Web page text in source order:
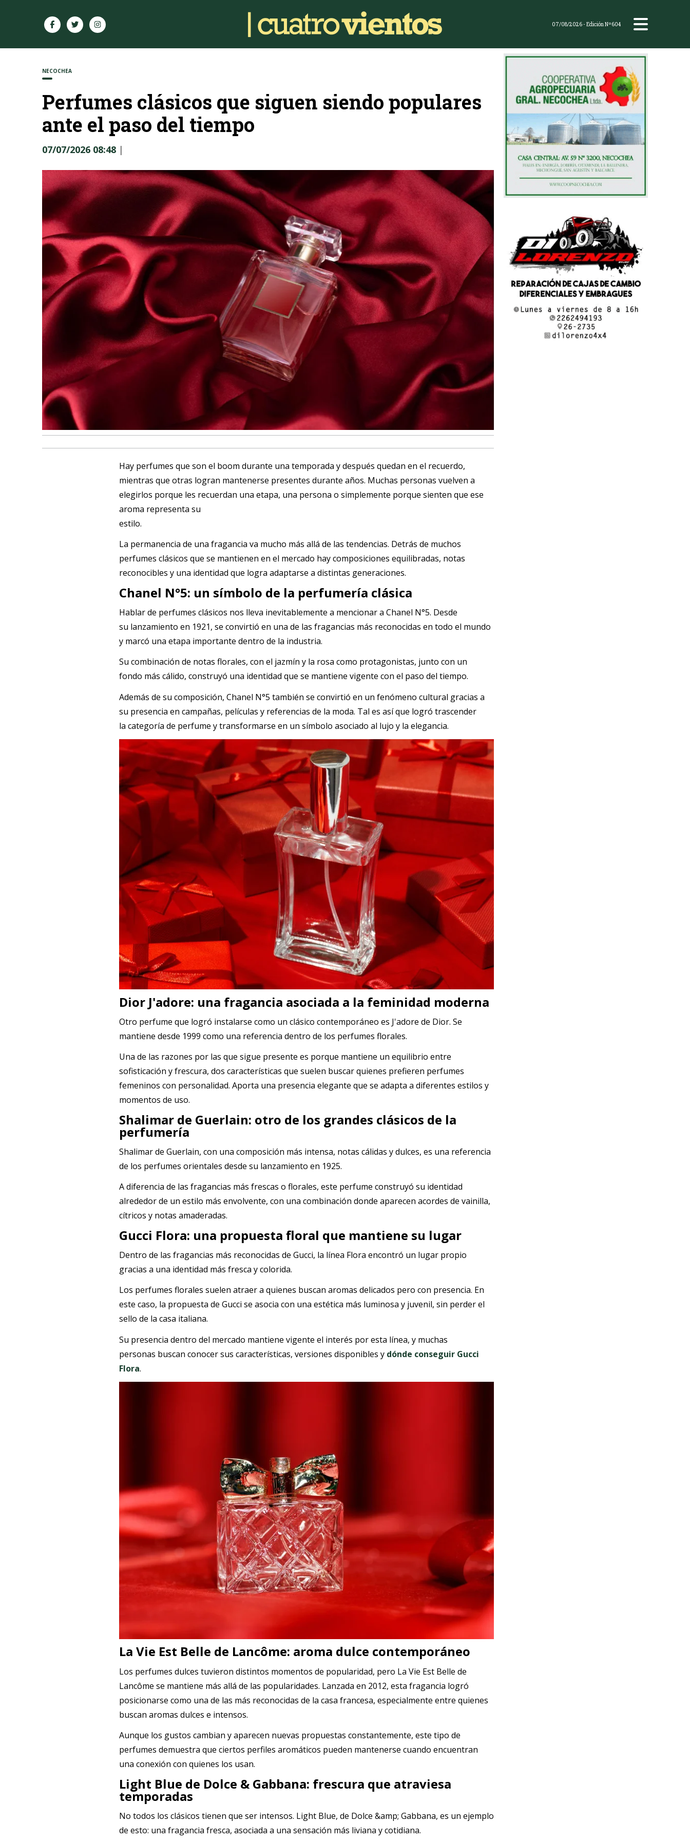
07/08/2026- Edición Nº604
NECOCHEA
Perfumes clásicos que siguen siendo populares
ante el paso del tiempo
07/07/2026 08:48 |
Hay perfumes que son el boom durante una temporada y después quedan en el recuerdo,
mientras que otras logran mantenerse presentes durante años. Muchas personas vuelven a
elegirlos porque les recuerdan una etapa, una persona o simplemente porque sienten que ese
aroma representa su
estilo.
La permanencia de una fragancia va mucho más allá de las tendencias. Detrás de muchos
perfumes clásicos que se mantienen en el mercado hay composiciones equilibradas, notas
reconocibles y una identidad que logra adaptarse a distintas generaciones.
Chanel N°5: un símbolo de la perfumería clásica
Hablar de perfumes clásicos nos lleva inevitablemente a mencionar a Chanel N°5. Desde
su lanzamiento en 1921, se convirtió en una de las fragancias más reconocidas en todo el mundo
y marcó una etapa importante dentro de la industria.
Su combinación de notas florales, con el jazmín y la rosa como protagonistas, junto con un
fondo más cálido, construyó una identidad que se mantiene vigente con el paso del tiempo.
Además de su composición, Chanel N°5 también se convirtió en un fenómeno cultural gracias a
su presencia en campañas, películas y referencias de la moda. Tal es así que logró trascender
la categoría de perfume y transformarse en un símbolo asociado al lujo y la elegancia.
Dior J'adore: una fragancia asociada a la feminidad moderna
Otro perfume que logró instalarse como un clásico contemporáneo es J'adore de Dior. Se
mantiene desde 1999 como una referencia dentro de los perfumes florales.
Una de las razones por las que sigue presente es porque mantiene un equilibrio entre
sofisticación y frescura, dos características que suelen buscar quienes prefieren perfumes
femeninos con personalidad. Aporta una presencia elegante que se adapta a diferentes estilos y
momentos de uso.
Shalimar de Guerlain: otro de los grandes clásicos de la
perfumería
Shalimar de Guerlain, con una composición más intensa, notas cálidas y dulces, es una referencia
de los perfumes orientales desde su lanzamiento en 1925.
A diferencia de las fragancias más frescas o florales, este perfume construyó su identidad
alrededor de un estilo más envolvente, con una combinación donde aparecen acordes de vainilla,
cítricos y notas amaderadas.
Gucci Flora: una propuesta floral que mantiene su lugar
Dentro de las fragancias más reconocidas de Gucci, la línea Flora encontró un lugar propio
gracias a una identidad más fresca y colorida.
Los perfumes florales suelen atraer a quienes buscan aromas delicados pero con presencia. En
este caso, la propuesta de Gucci se asocia con una estética más luminosa y juvenil, sin perder el
sello de la casa italiana.
Su presencia dentro del mercado mantiene vigente el interés por esta línea, y muchas
personas buscan conocer sus características, versiones disponibles y dónde conseguir Gucci
Flora.
La Vie Est Belle de Lancôme: aroma dulce contemporáneo
Los perfumes dulces tuvieron distintos momentos de popularidad, pero La Vie Est Belle de
Lancôme se mantiene más allá de las popularidades. Lanzada en 2012, esta fragancia logró
posicionarse como una de las más reconocidas de la casa francesa, especialmente entre quienes
buscan aromas dulces e intensos.
Aunque los gustos cambian y aparecen nuevas propuestas constantemente, este tipo de
perfumes demuestra que ciertos perfiles aromáticos pueden mantenerse cuando encuentran
una conexión con quienes los usan.
Light Blue de Dolce & Gabbana: frescura que atraviesa
temporadas
No todos los clásicos tienen que ser intensos. Light Blue, de Dolce &amp; Gabbana, es un ejemplo
de esto: una fragancia fresca, asociada a una sensación más liviana y cotidiana.